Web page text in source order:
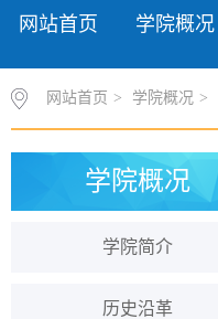
网站首页 学院概况
网站首页 > 学院概况 >
学院概况
学院简介
历史沿革